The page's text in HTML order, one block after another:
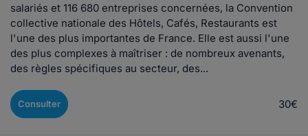
salariés et 116 680 entreprises concernées, la Convention
collective nationale des Hôtels, Cafés, Restaurants est
l'une des plus importantes de France. Elle est aussi l'une
des plus complexes à maîtriser : de nombreux avenants,
des règles spécifiques au secteur, des...
Consulter 30€